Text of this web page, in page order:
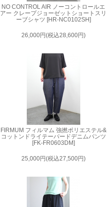
NO CONTROL AIR ノーコントロールエ
アー クレープジョーゼットショートスリ
ーブシャツ [HR-NC0102SH]
26,000円(税込28,600円)
FIRMUM フィルマム 強撚ポリエステル&
コットンドライテーパードデニムパンツ
[FK-FR0603DM]
25,000円(税込27,500円)